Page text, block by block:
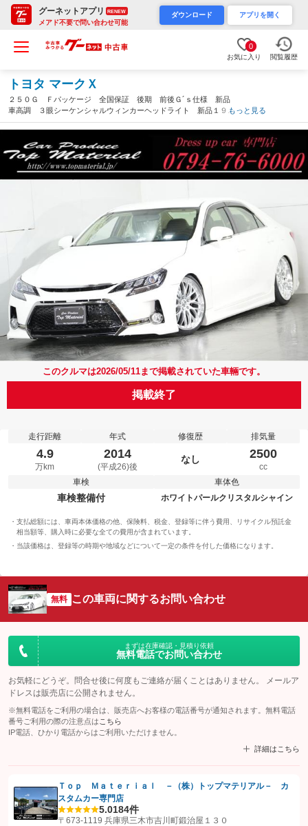
グーネットアプリ RENEW
メアド不要で問い合わせ可能
ダウンロード アプリを開く
0
お気に入り 閲覧履歴
トヨタ マークＸ
２５０Ｇ Ｆパッケージ 全国保証 後期 前後Ｇ´ｓ仕様 新品
車高調 ３眼シーケンシャルウィンカーヘッドライト 新品１９ア
ルミ＆タイヤ Ｂｌｕｅｔｏｏｔｈ バックカメラ 地デジ ４本
出し 走行４万ｋｍ台（兵庫県）
もっと見る
このクルマは2026/05/11まで掲載されていた車輛です。
掲載終了
走行距離
4.9
万km
年式
2014
(平成26)後
修復歴
なし
排気量
2500
cc
車検
車検整備付
車体色
ホワイトパールクリスタルシャイン
支払総額には、車両本体価格の他、保険料、税金、登録等に伴う費用、リサイクル預託金
相当額等、購入時に必要な全ての費用が含まれています。
当該価格は、登録等の時期や地域などについて一定の条件を付した価格になります。
無料 この車両に関するお問い合わせ
まずは在庫確認・見積り依頼
無料電話でお問い合わせ
お気軽にどうぞ。問合せ後に何度もご連絡が届くことはありません。 メールア
ドレスは販売店に公開されません。
※無料電話をご利用の場合は、販売店へお客様の電話番号が通知されます。無料電話
番号ご利用の際の注意点は こちら
IP電話、ひかり電話からはご利用いただけません。
詳細はこちら
【STEP1】認証画面でグーネットを友だち追加してから「許可する」ボタンを押
します
Ｔｏｐ Ｍａｔｅｒｉａｌ －（株）トップマテリアル－ カ
スタムカー専門店
5.0184件
〒673-1119 兵庫県三木市吉川町鍛治屋１３０